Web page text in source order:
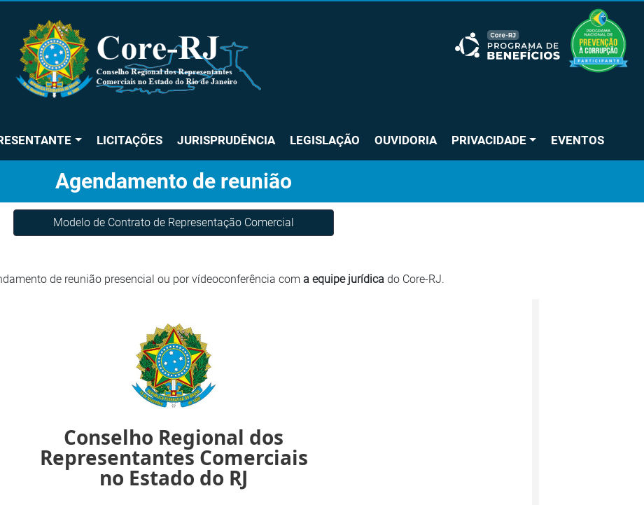
LICITAÇÕES JURISPRUDÊNCIA LEGISLAÇÃO OUVIDORIA PRIVACIDADE EVENTOS
Agendamento de reunião
Modelo de Contrato de Representação Comercial
de reunião presencial ou por vídeoconferência com a equipe jurídicado Core-RJ.